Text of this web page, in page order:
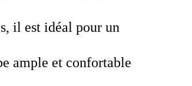
il est idéal pour un
ample et confortable